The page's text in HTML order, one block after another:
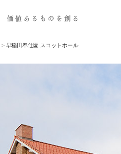
> 早稲田奉仕園 スコットホール